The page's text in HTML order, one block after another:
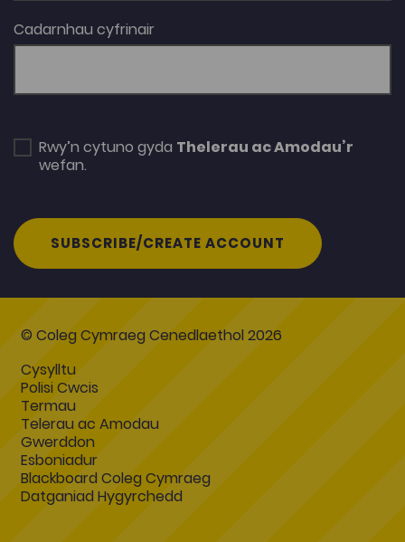
Cadarnhau cyfrinair
Rwy’n cytuno gyda Thelerau ac Amodau’r
wefan.
SUBSCRIBE/CREATE ACCOUNT
© Coleg Cymraeg Cenedlaethol 2026
Cysylltu
Polisi Cwcis
Termau
Telerau ac Amodau
Gwerddon
Esboniadur
Blackboard Coleg Cymraeg
Datganiad Hygyrchedd